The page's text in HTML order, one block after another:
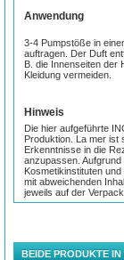
Anwendung
3-4 Pumpstöße in
auftragen. Der Duft
B. die Innenseiten der
Kleidung vermeiden.
Hinweis
Die hier aufgeführte
Produktion. La mer ist
Erkenntnisse in die
anzupassen.
Kosmetikinstituten
mit abweichenden
jeweils auf der
INCIs
BEIDE PRODUKTE